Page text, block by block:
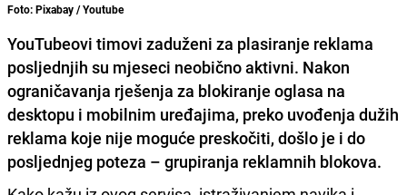
Foto: Pixabay / Youtube
YouTubeovi timovi zaduženi za plasiranje reklama
posljednjih su mjeseci neobično aktivni. Nakon
ograničavanja rješenja za blokiranje oglasa na
desktopu i mobilnim uređajima, preko uvođenja dužih
reklama koje nije moguće preskočiti, došlo je i do
posljednjeg poteza – grupiranja reklamnih blokova.